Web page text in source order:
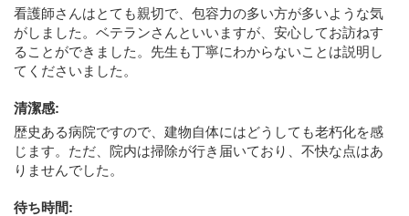
看護師さんはとても親切で、包容力の多い方が多いような気
がしました。ベテランさんといいますが、安心してお訪ねす
ることができました。先生も丁寧にわからないことは説明し
てくださいました。
清潔感:
歴史ある病院ですので、建物自体にはどうしても老朽化を感
じます。ただ、院内は掃除が行き届いており、不快な点はあ
りませんでした。
待ち時間: